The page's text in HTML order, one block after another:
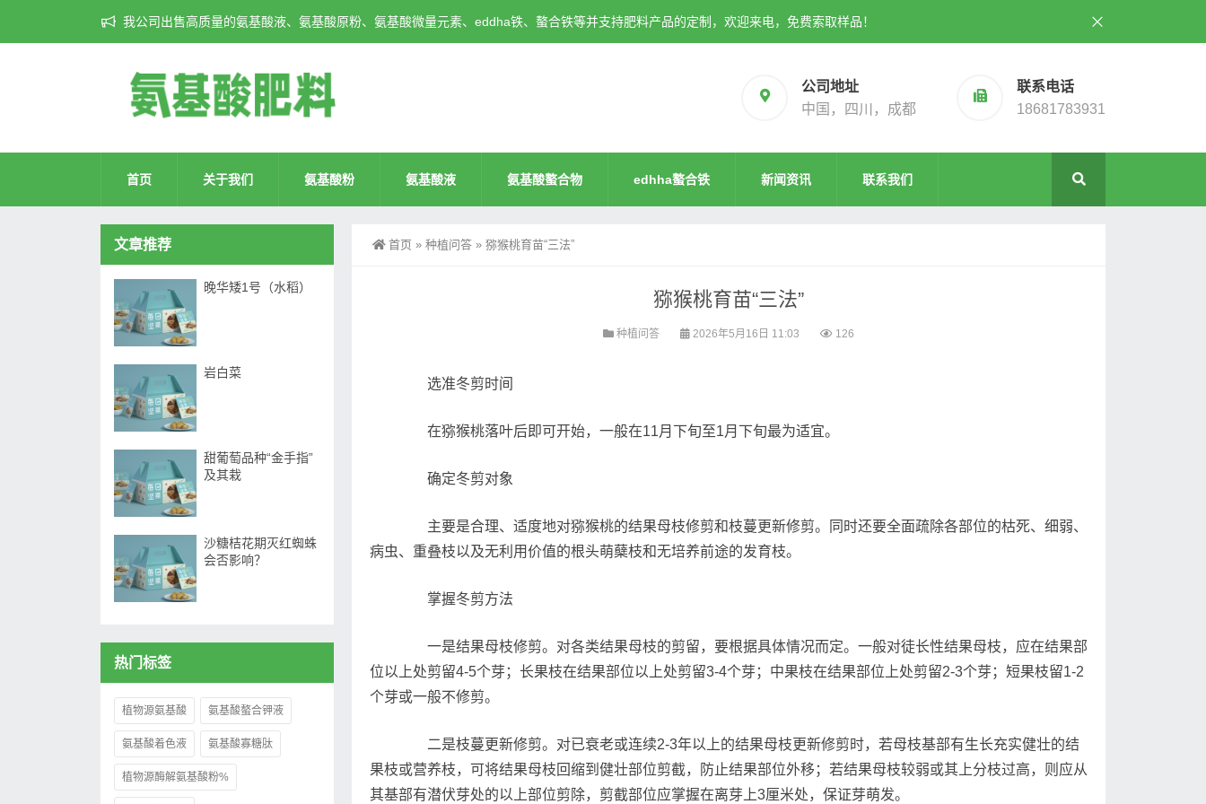
我公司出售高质量的氨基酸液、氨基酸原粉、氨基酸微量元素、eddha铁、螯合铁等并支持肥料产品的定制，欢迎来电，免费索取样品！
公司地址
中国，四川，成都
联系电话
18681783931
首页 关于我们 氨基酸粉 氨基酸液 氨基酸螯合物 edhha螯合铁 新闻资讯 联系我们
首页 » 种植问答 » 猕猴桃育苗“三法”
猕猴桃育苗“三法”
种植问答 2026年5月16日 11:03 126
选准冬剪时间
在猕猴桃落叶后即可开始，一般在11月下旬至1月下旬最为适宜。
确定冬剪对象
主要是合理、适度地对猕猴桃的结果母枝修剪和枝蔓更新修剪。同时还要全面疏除各部位的枯死、细弱、
病虫、重叠枝以及无利用价值的根头萌蘖枝和无培养前途的发育枝。
掌握冬剪方法
一是结果母枝修剪。对各类结果母枝的剪留，要根据具体情况而定。一般对徒长性结果母枝，应在结果部
位以上处剪留4-5个芽；长果枝在结果部位以上处剪留3-4个芽；中果枝在结果部位上处剪留2-3个芽；短果枝留1-2
个芽或一般不修剪。
二是枝蔓更新修剪。对已衰老或连续2-3年以上的结果母枝更新修剪时，若母枝基部有生长充实健壮的结
果枝或营养枝，可将结果母枝回缩到健壮部位剪截，防止结果部位外移；若结果母枝较弱或其上分枝过高，则应从
其基部有潜伏芽处的以上部位剪除，剪截部位应掌握在离芽上3厘米处，保证芽萌发。
文章推荐
晚华矮1号（水稻）
岩白菜
甜葡萄品种“金手指”
及其栽
沙糖桔花期灭红蜘蛛
会否影响？
热门标签
植物源氨基酸 氨基酸螯合钾液
氨基酸着色液 氨基酸寡糖肽
植物源酶解氨基酸粉%